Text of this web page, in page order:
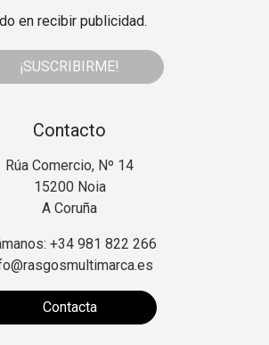
en recibir publicidad.
¡SUSCRIBIRME!
Contacto
Rúa Comercio, Nº 14
15200 Noia
A Coruña
+34 981 822 266
Contacta